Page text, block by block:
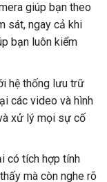
giúp bạn theo
sát, ngay cả khi
bạn luôn kiểm
hệ thống lưu trữ
các video và hình
xử lý mọi sự cố
có tích hợp tính
mà còn nghe rõ